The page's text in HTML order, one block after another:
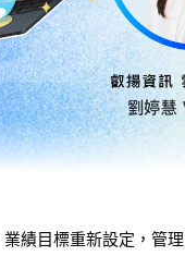
績目標重新設定，管